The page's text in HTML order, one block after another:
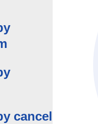
cancel